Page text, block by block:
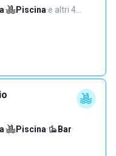
· Piscina·e altri 4…
· Piscina· Bar·